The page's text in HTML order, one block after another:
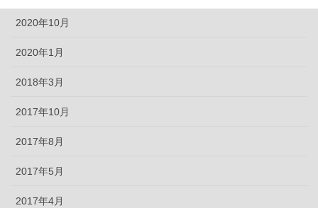
2020年10月
2020年1月
2018年3月
2017年10月
2017年8月
2017年5月
2017年4月